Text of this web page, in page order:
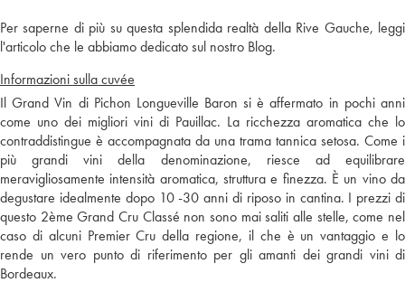
Per saperne di più su questa splendida realtà della Rive Gauche, leggi
l'articolo che le abbiamo dedicato sul nostro Blog.
Informazioni sulla cuvée
Il Grand Vin di Pichon Longueville Baron si è affermato in pochi anni
come uno dei migliori vini di Pauillac. La ricchezza aromatica che lo
contraddistingue è accompagnata da una trama tannica setosa. Come i
più grandi vini della denominazione, riesce ad equilibrare
meravigliosamente intensità aromatica, struttura e finezza. È un vino da
degustare idealmente dopo 10 -30 anni di riposo in cantina. I prezzi di
questo 2ème Grand Cru Classé non sono mai saliti alle stelle, come nel
caso di alcuni Premier Cru della regione, il che è un vantaggio e lo
rende un vero punto di riferimento per gli amanti dei grandi vini di
Bordeaux.